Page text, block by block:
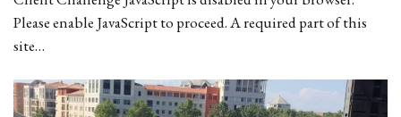
Please enable JavaScript to proceed. A required part of this
site…